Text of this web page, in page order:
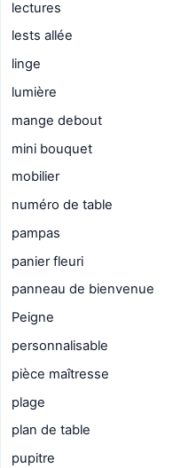
lectures
lests allée
linge
lumière
mange debout
mini bouquet
mobilier
numéro de table
pampas
panier fleuri
panneau de bienvenue
Peigne
personnalisable
pièce maîtresse
plage
plan de table
pupitre